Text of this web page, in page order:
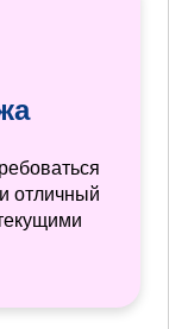
отличный